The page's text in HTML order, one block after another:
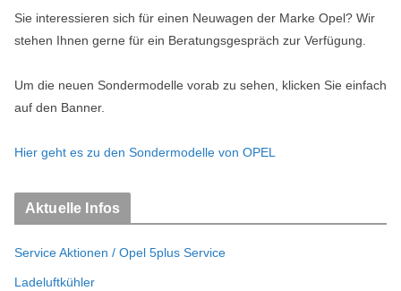
Sie interessieren sich für einen Neuwagen der Marke Opel? Wir
stehen Ihnen gerne für ein Beratungsgespräch zur Verfügung.
Um die neuen Sondermodelle vorab zu sehen, klicken Sie einfach
auf den Banner.
Hier geht es zu den Sondermodelle von OPEL
Aktuelle Infos
Service Aktionen / Opel 5plus Service
Ladeluftkühler